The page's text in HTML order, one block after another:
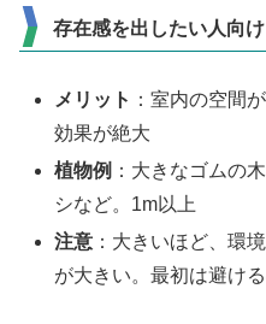
存在感を出したい人向け
メリット ：室内の空間
効果が絶大
植物例 ：大きなゴムの
シなど。1m以上
注意 ：大きいほど、環
が大きい。最初は避け